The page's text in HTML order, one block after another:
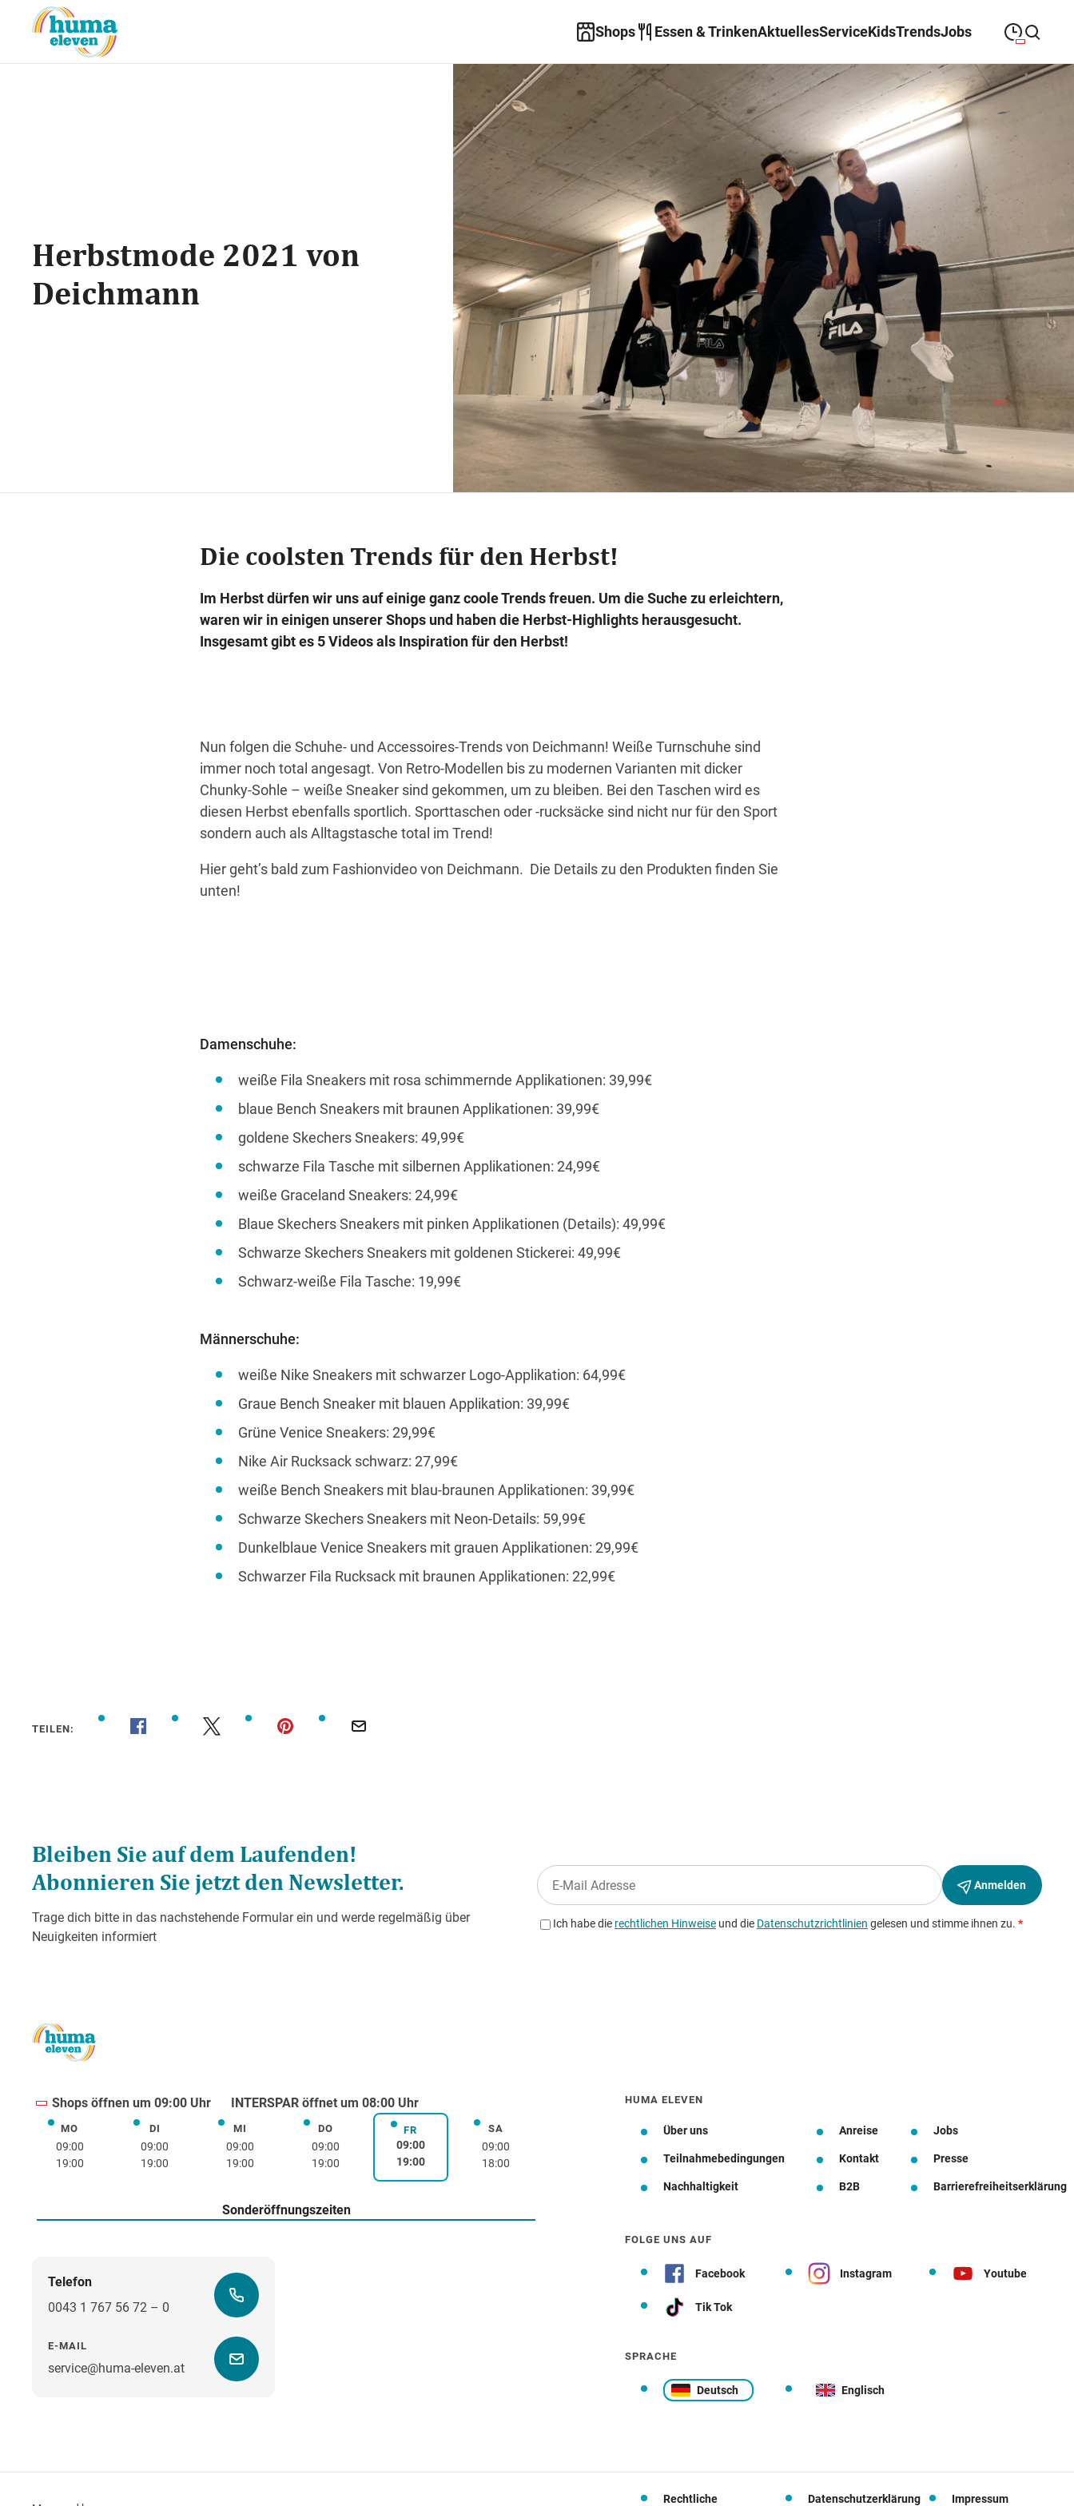
Shops Essen & TrinkenAktuellesServiceKidsTrendsJobs
Suche schließenMontag
MONTAG 09:00—19:00
Dienstag
DIENSTAG 09:00 19:00
Mittwoch
MITTWOCH 09:00
Donnerstag
DONNERSTAG 09:00 19:00
FREITAG 09:00—19:00
Samstag
SAMSTAG 18:00
Sonderöffnungszeiten
Wegbeschreibung
Herbstmode 2021 von
Deichmann
Die coolsten Trends für den Herbst!
Im Herbst dürfen wir uns auf einige ganz coole Trends freuen. Um die Suche zu erleichtern,
waren wir in einigen unserer Shops und haben die Herbst-Highlights herausgesucht.
Insgesamt gibt es 5 Videos als Inspiration für den Herbst!
Nun folgen die Schuhe- und Accessoires-Trends von Deichmann! Weiße Turnschuhe sind
immer noch total angesagt. Von Retro-Modellen bis zu modernen Varianten mit dicker
Chunky-Sohle – weiße Sneaker sind gekommen, um zu bleiben. Bei den Taschen wird es
diesen Herbst ebenfalls sportlich. Sporttaschen oder -rucksäcke sind nicht nur für den Sport
sondern auch als Alltagstasche total im Trend!
Hier geht’s bald zum Fashionvideo von Deichmann. Die Details zu den Produkten finden Sie
unten!
Damenschuhe:
weiße Fila Sneakers mit rosa schimmernde Applikationen: 39,99€
blaue Bench Sneakers mit braunen Applikationen: 39,99€
goldene Skechers Sneakers: 49,99€
schwarze Fila Tasche mit silbernen Applikationen: 24,99€
weiße Graceland Sneakers: 24,99€
Blaue Skechers Sneakers mit pinken Applikationen (Details): 49,99€
Schwarze Skechers Sneakers mit goldenen Stickerei: 49,99€
Schwarz-weiße Fila Tasche: 19,99€
Männerschuhe:
weiße Nike Sneakers mit schwarzer Logo-Applikation: 64,99€
Graue Bench Sneaker mit blauen Applikation: 39,99€
Grüne Venice Sneakers: 29,99€
Nike Air Rucksack schwarz: 27,99€
weiße Bench Sneakers mit blau-braunen Applikationen: 39,99€
Schwarze Skechers Sneakers mit Neon-Details: 59,99€
Dunkelblaue Venice Sneakers mit grauen Applikationen: 29,99€
Schwarzer Fila Rucksack mit braunen Applikationen: 22,99€
TEILEN:
Shops öffnen um 09:00 Uhr INTERSPAR öffnet um 08:00 Uhr
MOMontag
09:00
19:00
DIDienstag
09:00
19:00
MIMittwoch
09:00
19:00
DODonnerstag
09:00
19:00
FRFreitag
09:00
19:00
SASamstag
09:00
18:00
Sonderöffnungszeiten
Telefon
0043 1 767 56 72 – 0
E-MAIL
service@huma-eleven.at
HUMA ELEVEN
Über uns Anreise Jobs
Teilnahmebedingungen Kontakt Presse
Nachhaltigkeit B2B Barrierefreiheitserklärung
FOLGE UNS AUF
Facebook Instagram Youtube
Tik Tok
SPRACHE
Deutsch Englisch
Rechtliche Datenschutzerklärung Impressum